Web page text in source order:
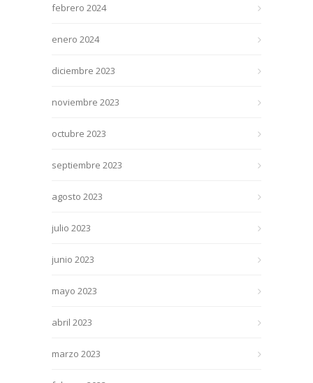
febrero 2024
enero 2024
diciembre 2023
noviembre 2023
octubre 2023
septiembre 2023
agosto 2023
julio 2023
junio 2023
mayo 2023
abril 2023
marzo 2023